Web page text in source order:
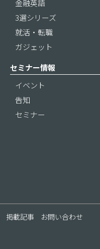
金融英語
3選シリーズ
就活・転職
ガジェット
セミナー情報
イベント
告知
セミナー
掲載記事
お問い合わせ